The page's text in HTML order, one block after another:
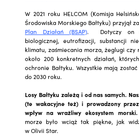
W 2021 roku HELCOM (Komisja
Środowiska Morskiego Bałtyku) przyjął
Plan Działań (BSAP). Dotyczy on
biologicznej, eutrofizacji, substancji
klimatu, zaśmiecania morza, żeglugi czy
około 200 konkretnych działań,
ochronie Bałtyku. Wszystkie mają
do 2030 roku.
Losy Bałtyku zależą i od nas samych.
(te wakacyjne też) i prowadzony
wpływ na wrażliwy ekosystem morski.
morze było wciąż tak piękne, jak
w Olivii Star.